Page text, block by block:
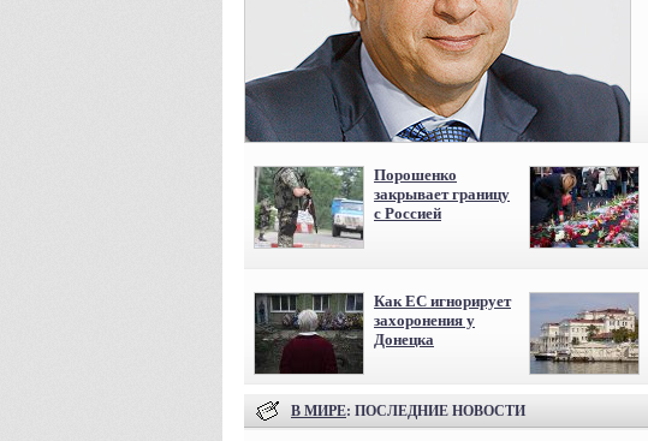
Порошенко
закрывает границу
с Россией
Как ЕС игнорирует
захоронения у
Донецка
В МИРЕ: ПОСЛЕДНИЕ НОВОСТИ